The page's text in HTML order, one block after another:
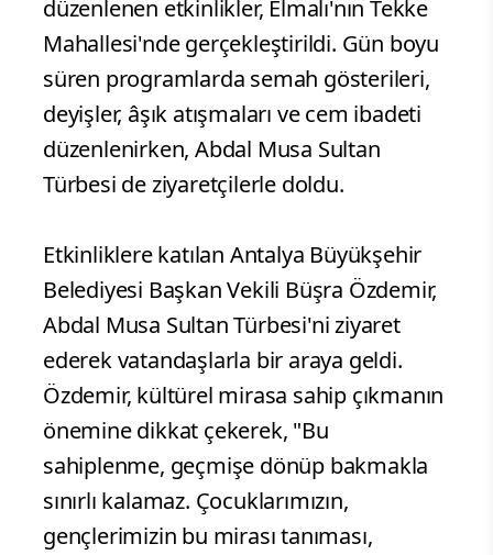
düzenlenen etkinlikler, Elmalı'nın Tekke
Mahallesi'nde gerçekleştirildi. Gün boyu
süren programlarda semah gösterileri,
deyişler, âşık atışmaları ve cem ibadeti
düzenlenirken, Abdal Musa Sultan
Türbesi de ziyaretçilerle doldu.
Etkinliklere katılan Antalya Büyükşehir
Belediyesi Başkan Vekili Büşra Özdemir,
Abdal Musa Sultan Türbesi'ni ziyaret
ederek vatandaşlarla bir araya geldi.
Özdemir, kültürel mirasa sahip çıkmanın
önemine dikkat çekerek, "Bu
sahiplenme, geçmişe dönüp bakmakla
sınırlı kalamaz. Çocuklarımızın,
gençlerimizin bu mirası tanıması,